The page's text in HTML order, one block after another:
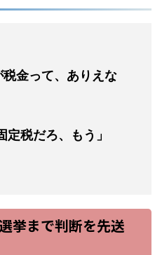
税金って、ありえな
定税だろ、もう」
挙まで判断を先送